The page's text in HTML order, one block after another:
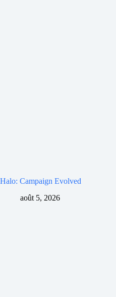
Halo: Campaign Evolved
août 5, 2026